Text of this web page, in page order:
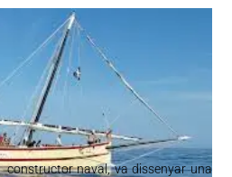
constructor naval, va dissenyar una